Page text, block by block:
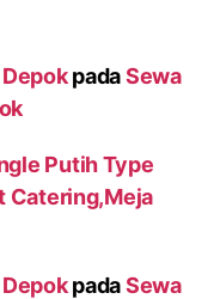
padaSewa
Putih Type
Catering,Meja
padaSewa